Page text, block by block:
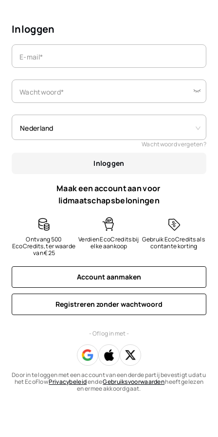
Inloggen
E-mail*
Wachtwoord*
Nederland
Wachtwoord vergeten?
Inloggen
Maak een account aan voor
lidmaatschapsbeloningen
Ontvang 500
EcoCredits, ter waarde
van €25
Verdien EcoCredits bij
elke aankoop
Gebruik EcoCredits als
contante korting
Account aanmaken
Registreren zonder wachtwoord
- Of log in met -
Door in te loggen met een account van een derde partij bevestigt u dat u
het EcoFlowPrivacybeleiden deGebruiksvoorwaardenheeft gelezen
en ermee akkoord gaat.